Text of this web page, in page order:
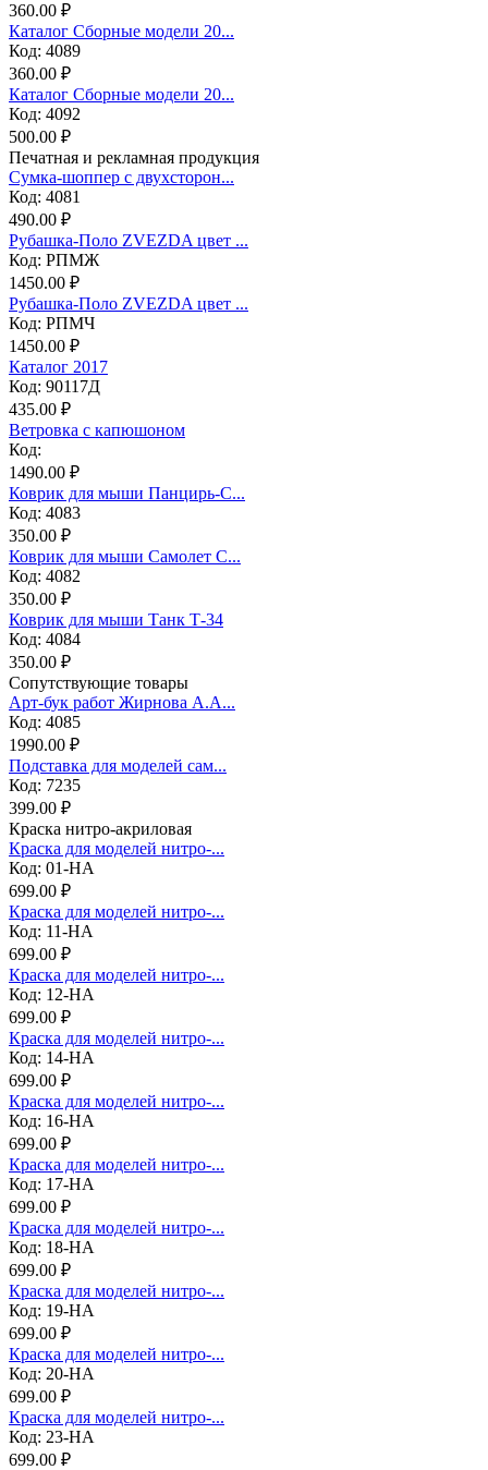
360.00 ₽
Каталог Сборные модели 20...
Код: 4089
360.00 ₽
Каталог Сборные модели 20...
Код: 4092
500.00 ₽
Печатная и рекламная продукция
Сумка-шоппер с двухсторон...
Код: 4081
490.00 ₽
Рубашка-Поло ZVEZDA цвет ...
Код: РПМЖ
1450.00 ₽
Рубашка-Поло ZVEZDA цвет ...
Код: РПМЧ
1450.00 ₽
Каталог 2017
Код: 90117Д
435.00 ₽
Ветровка с капюшоном
Код:
1490.00 ₽
Коврик для мыши Панцирь-С...
Код: 4083
350.00 ₽
Коврик для мыши Самолет С...
Код: 4082
350.00 ₽
Коврик для мыши Танк Т-34
Код: 4084
350.00 ₽
Сопутствующие товары
Арт-бук работ Жирнова А.А...
Код: 4085
1990.00 ₽
Подставка для моделей сам...
Код: 7235
399.00 ₽
Краска нитро-акриловая
Краска для моделей нитро-...
Код: 01-НА
699.00 ₽
Краска для моделей нитро-...
Код: 11-НА
699.00 ₽
Краска для моделей нитро-...
Код: 12-НА
699.00 ₽
Краска для моделей нитро-...
Код: 14-НА
699.00 ₽
Краска для моделей нитро-...
Код: 16-НА
699.00 ₽
Краска для моделей нитро-...
Код: 17-НА
699.00 ₽
Краска для моделей нитро-...
Код: 18-НА
699.00 ₽
Краска для моделей нитро-...
Код: 19-НА
699.00 ₽
Краска для моделей нитро-...
Код: 20-НА
699.00 ₽
Краска для моделей нитро-...
Код: 23-НА
699.00 ₽